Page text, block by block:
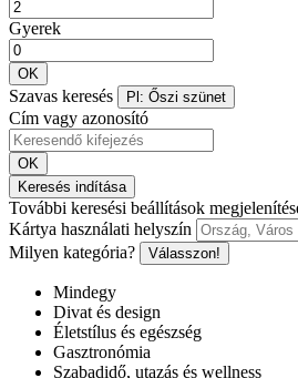
Gyerek
OK
Szavas keresés Pl: Őszi szünet
Cím vagy azonosító
OK
Keresés indítása
További keresési beállítások
Kártya használati helyszín
Milyen kategória?
Válasszon!
Mindegy
Divat és design
Életstílus és egészség
Gasztronómia
Szabadidő, utazás és wellness